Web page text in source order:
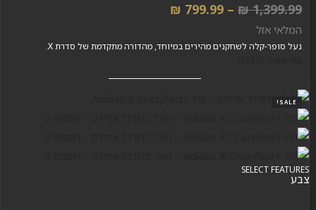
₪1,399.99
–
₪ 799.99
המלאי אזל
נעל סופר-קלה לשחקנים מהירים במיוחד, מהדורה מתקדמת של סדרת X.
SALE!
SELECT FEATURES
צבע